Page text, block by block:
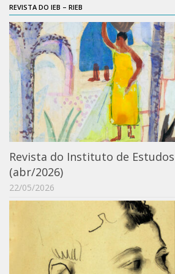
Catálogo on-line
Exposições Passadas
Aquisição de Acervo
Educativo
Exposições
Guia do IEB
Reprodução
Extroversão
Projeto Brasil-África
Bluteau
Medicina
REVISTA DO IEB – RIEB
Revista do Instituto de
(abr/2026)
22/05/2026